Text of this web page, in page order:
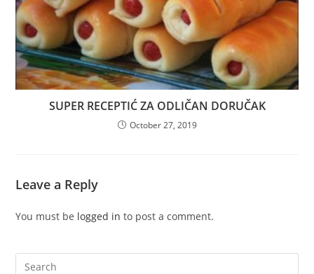
SUPER RECEPTIĆ ZA ODLIČAN DORUČAK
October 27, 2019
Leave a Reply
You must be logged in to post a comment.